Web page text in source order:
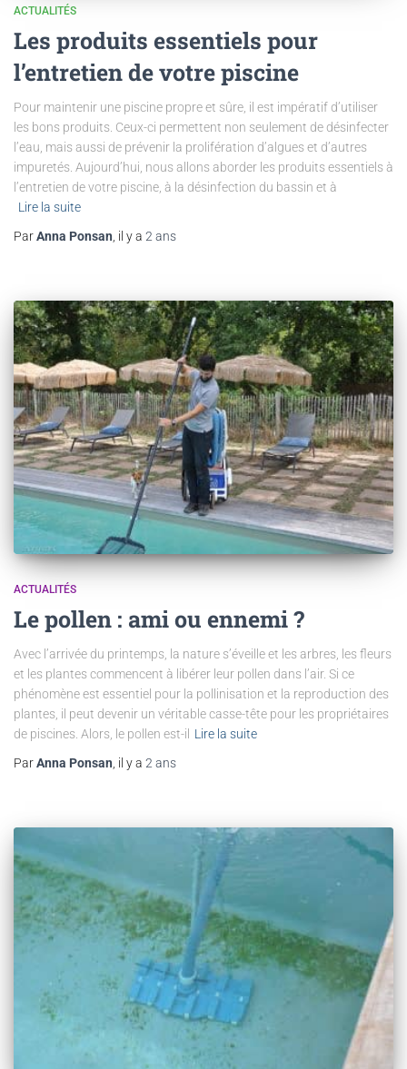
ACTUALITÉS
Les produits essentiels pour
l’entretien de votre piscine
Pour maintenir une piscine propre et sûre, il est impératif d’utiliser
les bons produits. Ceux-ci permettent non seulement de désinfecter
l’eau, mais aussi de prévenir la prolifération d’algues et d’autres
impuretés. Aujourd’hui, nous allons aborder les produits essentiels à
l’entretien de votre piscine, à la désinfection du bassin et à
Lire la suite
ParAnna Ponsan, il y a 2 ans
ACTUALITÉS
Le pollen : ami ou ennemi ?
Avec l’arrivée du printemps, la nature s’éveille et les arbres, les fleurs
et les plantes commencent à libérer leur pollen dans l’air. Si ce
phénomène est essentiel pour la pollinisation et la reproduction des
plantes, il peut devenir un véritable casse-tête pour les propriétaires
de piscines. Alors, le pollen est-il
Lire la suite
ParAnna Ponsan , il y a 2 ans